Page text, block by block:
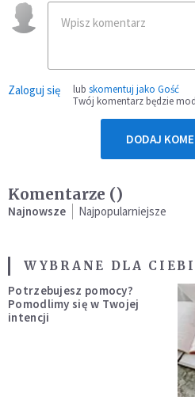
Zaloguj się lub skomentuj jako Gość
Twój komentarz będzie
DODAJ
Komentarze ()
Najnowsze Najpopularniejsze
WYBRANE DLA
Potrzebujesz pomocy?
Pomodlimy się w Twojej
intencji